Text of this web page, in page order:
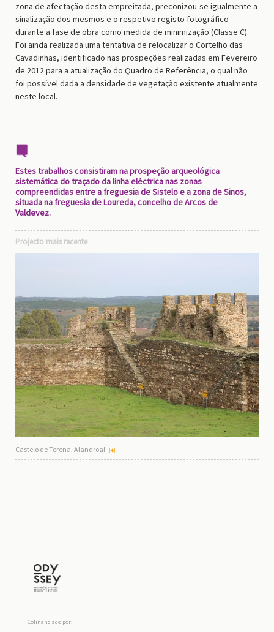
zona de afectação desta empreitada, preconizou-se igualmente a
sinalização dos mesmos e o respetivo registo fotográfico
durante a fase de obra como medida de minimização (Classe C).
Foi ainda realizada uma tentativa de relocalizar o Cortelho das
Cavadinhas, identificado nas prospeções realizadas em Fevereiro
de 2012 para a atualização do Quadro de Referência, o qual não
foi possível dada a densidade de vegetação existente atualmente
neste local.
Estes trabalhos consistiram na prospeção arqueológica
sistemática do traçado da linha eléctrica nas zonas
compreendidas entre a freguesia de Sistelo e a zona de Sinos,
situada na freguesia de Loureda, concelho de Arcos de
Valdevez.
Projecto mais recente
Castelo de Terena, Alandroal
Cofinanciado por: